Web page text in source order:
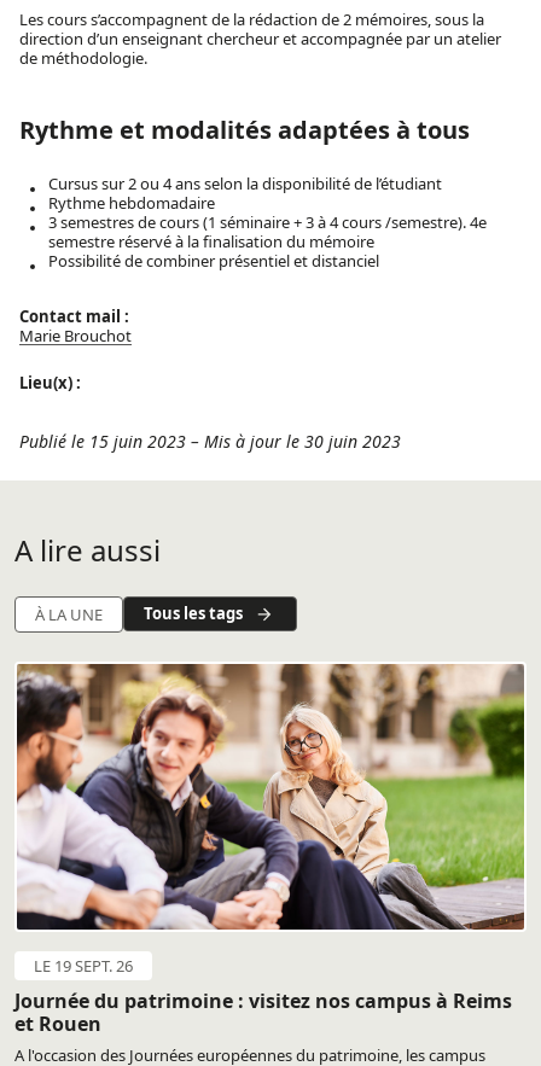
Les cours s’accompagnent de la rédaction de 2 mémoires, sous la
direction d’un enseignant chercheur et accompagnée par un atelier
de méthodologie.
Rythme et modalités adaptées à tous
Cursus sur 2 ou 4 ans selon la disponibilité de l’étudiant
Rythme hebdomadaire
3 semestres de cours (1 séminaire + 3 à 4 cours /semestre). 4e
semestre réservé à la finalisation du mémoire
Possibilité de combiner présentiel et distanciel
Contact mail :
Marie Brouchot
Lieu(x) :
Publié le 15 juin 2023 – Mis à jour le 30 juin 2023
A lire aussi
À LA UNE Tous les tags
LE 19 SEPT. 26
Journée du patrimoine : visitez nos campus à Reims
et Rouen
A l'occasion des Journées européennes du patrimoine, les campus